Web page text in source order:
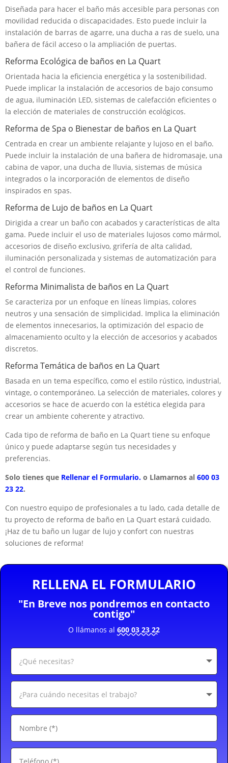
Diseñada para hacer el baño más accesible para personas con
movilidad reducida o discapacidades. Esto puede incluir la
instalación de barras de agarre, una ducha a ras de suelo, una
bañera de fácil acceso o la ampliación de puertas.
Reforma Ecológica de baños en La Quart
Orientada hacia la eficiencia energética y la sostenibilidad.
Puede implicar la instalación de accesorios de bajo consumo
de agua, iluminación LED, sistemas de calefacción eficientes o
la elección de materiales de construcción ecológicos.
Reforma de Spa o Bienestar de baños en La Quart
Centrada en crear un ambiente relajante y lujoso en el baño.
Puede incluir la instalación de una bañera de hidromasaje, una
cabina de vapor, una ducha de lluvia, sistemas de música
integrados o la incorporación de elementos de diseño
inspirados en spas.
Reforma de Lujo de baños en La Quart
Dirigida a crear un baño con acabados y características de alta
gama. Puede incluir el uso de materiales lujosos como mármol,
accesorios de diseño exclusivo, grifería de alta calidad,
iluminación personalizada y sistemas de automatización para
el control de funciones.
Reforma Minimalista de baños en La Quart
Se caracteriza por un enfoque en líneas limpias, colores
neutros y una sensación de simplicidad. Implica la eliminación
de elementos innecesarios, la optimización del espacio de
almacenamiento oculto y la elección de accesorios y acabados
discretos.
Reforma Temática de baños en La Quart
Basada en un tema específico, como el estilo rústico, industrial,
vintage, o contemporáneo. La selección de materiales, colores y
accesorios se hace de acuerdo con la estética elegida para
crear un ambiente coherente y atractivo.
Cada tipo de reforma de baño en La Quart tiene su enfoque
único y puede adaptarse según tus necesidades y
preferencias.
Solo tienes que Rellenar el Formulario. o Llamarnos al 600 03
23 22.
Con nuestro equipo de profesionales a tu lado, cada detalle de
tu proyecto de reforma de baño en La Quart estará cuidado.
¡Haz de tu baño un lugar de lujo y confort con nuestras
soluciones de reforma!
RELLENA EL FORMULARIO
"En Breve nos pondremos en contacto
contigo"
O llámanos al 600 03 23 22